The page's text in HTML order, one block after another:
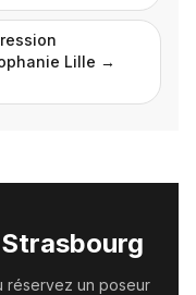
Lille →
Strasbourg
réservez un poseur